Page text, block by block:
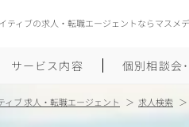
ティブの求人・転職エージェントならマスメ
サービス内容 個別相談会
ィブ 求人・転職エージェント 求人検索